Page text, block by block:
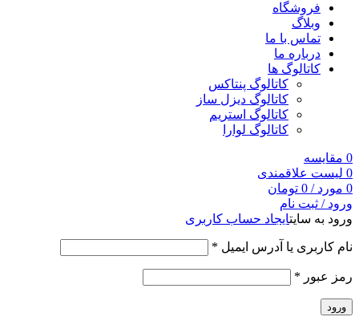
فروشگاه
وبلاگ
تماس با ما
درباره ما
کاتالوگ ها
کاتالوگ پنتاکس
کاتالوگ دیزل ساز
کاتالوگ استریم
کاتالوگ لوارا
0 مقایسه
0 لیست علاقمندی
0 مورد /
0 تومان
ورود / ثبت نام
ورود به سایتایجاد حساب کاربری
نام کاربری یا آدرس ایمیل *
رمز عبور *
ورود